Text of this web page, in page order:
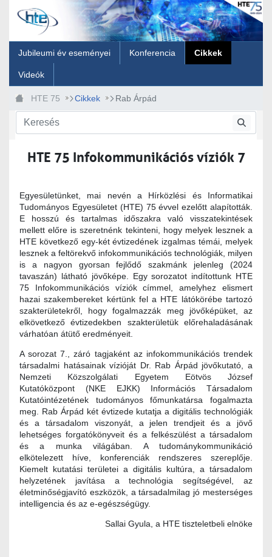
Ugrás a fő tartalomhoz
Jubileumi év eseményei Konferencia Cikkek
Videók
HTE 75 Cikkek Rab Árpád
HTE 75 Infokommunikációs víziók 7
Egyesületünket, mai nevén a Hírközlési és Informatikai
Tudományos Egyesületet (HTE) 75 évvel ezelőtt alapították.
E hosszú és tartalmas időszakra való visszatekintések
mellett előre is szeretnénk tekinteni, hogy melyek lesznek a
HTE következő egy-két évtizedének izgalmas témái, melyek
lesznek a feltörekvő infokommunikációs technológiák, milyen
is a nagyon gyorsan fejlődő szakmánk jelenleg (2024
tavaszán) látható jövőképe. Egy sorozatot indítottunk HTE
75 Infokommunikációs víziók címmel, amelyhez elismert
hazai szakembereket kértünk fel a HTE látókörébe tartozó
szakterületekről, hogy fogalmazzák meg jövőképüket, az
elkövetkező évtizedekben szakterületük előrehaladásának
várhatóan átütő eredményeit.
A sorozat 7., záró tagjaként az infokommunikációs trendek
társadalmi hatásainak vízióját Dr. Rab Árpád jövőkutató, a
Nemzeti Közszolgálati Egyetem Eötvös József
Kutatóközpont (NKE EJKK) Információs Társadalom
Kutatóintézetének tudományos főmunkatársa fogalmazta
meg. Rab Árpád két évtizede kutatja a digitális technológiák
és a társadalom viszonyát, a jelen trendjeit és a jövő
lehetséges forgatókönyveit és a felkészülést a társadalom
és a munka világában. A tudománykommunikáció
elkötelezett híve, konferenciák rendszeres szereplője.
Kiemelt kutatási területei a digitális kultúra, a társadalom
helyzetének javítása a technológia segítségével, az
életminőségjavító eszközök, a társadalmilag jó mesterséges
intelligencia és az e-egészségügy.
Sallai Gyula, a HTE tiszteletbeli elnöke